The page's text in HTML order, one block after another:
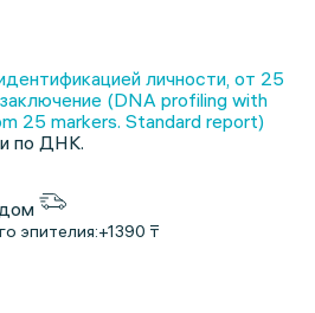
личности, от 25
(DNA profiling with
25 markers. Standard report)
по ДНК.
эпителия:+1390 ₸